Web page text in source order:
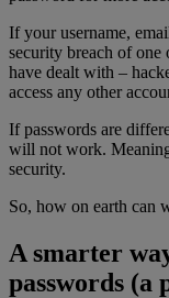
If your username,
security breach of one
have dealt with –
access any other
If passwords are
will not work.
security.
So, how on earth can
A smarter
passwords (a